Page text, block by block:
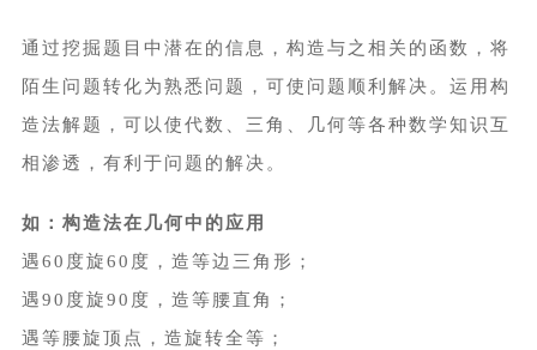
通过挖掘题目中潜在的信息，构造与之相关的函数，将
陌生问题转化为熟悉问题，可使问题顺利解决。运用构
造法解题，可以使代数、三角、几何等各种数学知识互
相渗透，有利于问题的解决。
如：构造法在几何中的应用
遇60度旋60度，造等边三角形；
遇90度旋90度，造等腰直角；
遇等腰旋顶点，造旋转全等；